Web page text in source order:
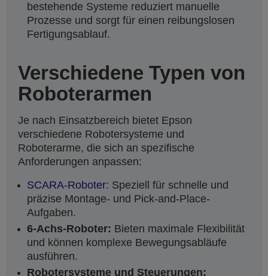
bestehende Systeme reduziert manuelle
Prozesse und sorgt für einen reibungslosen
Fertigungsablauf.
Verschiedene Typen von
Roboterarmen
Je nach Einsatzbereich bietet Epson
verschiedene Robotersysteme und
Roboterarme, die sich an spezifische
Anforderungen anpassen:
SCARA-Roboter: Speziell für schnelle und
präzise Montage- und Pick-and-Place-
Aufgaben.
6-Achs-Roboter: Bieten maximale Flexibilität
und können komplexe Bewegungsabläufe
ausführen.
Robotersysteme und Steuerungen: